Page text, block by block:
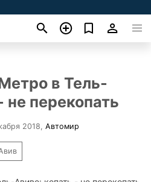
в Тель-
не перекопать
2018 Автомир